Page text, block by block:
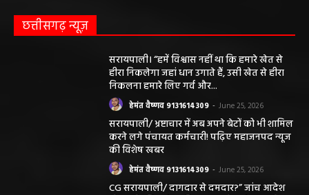
प्रस्तुत सामग्री ( समाचार / फोटो / विडियो आदि) शामिल होगी,
महाजनपद न्यूज इस तरह के सामग्रियों के लिए कोई जिम्मेदार नहीं
स्वीकार करता है। महाजनपद न्यूज में प्रकाशित ऐसी सामग्री के
लिए संवाददाता / खबर देने वाला स्वयं जिम्मेदार होगा, महाजनपद
न्यूज या उसके स्वामी, मुद्रक, प्रकाशक, संपादक की कोई भी
जिम्मेदारी नहीं होगी, सभी विवादों का न्याय क्षेत्र महासमुंद होगा,
महाजनपद न्यूज की विषय सामग्री (कटेंट) से संबंधित किसी भी
सुझाव, शिकायत या राय भेजने के लिए हमसे संपर्क करें।